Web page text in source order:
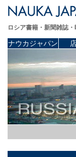
ロシア書籍・新聞雑誌
ナウカジャパン